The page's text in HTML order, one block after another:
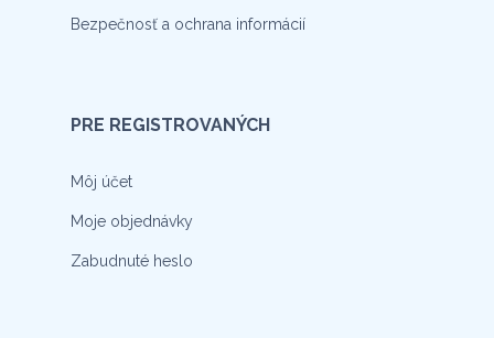
Bezpečnosť a ochrana informácií
PRE REGISTROVANÝCH
Môj účet
Moje objednávky
Zabudnuté heslo